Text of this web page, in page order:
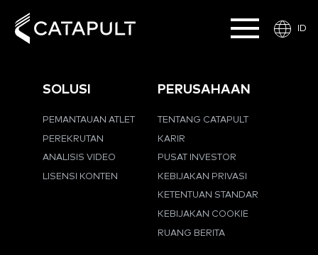
ID
SOLUSI
PEMANTAUAN ATLET
PEREKRUTAN
ANALISIS VIDEO
LISENSI KONTEN
PERUSAHAAN
TENTANG CATAPULT
KARIR
PUSAT INVESTOR
KEBIJAKAN PRIVASI
KETENTUAN STANDAR
KEBIJAKAN COOKIE
RUANG BERITA